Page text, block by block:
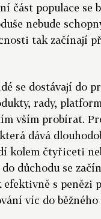
část populace se
nebude
tak začínají
se dostávají do
rady,
vším probírat.
dává
kolem čtyřiceti
důchodu se
s penězi
víc do